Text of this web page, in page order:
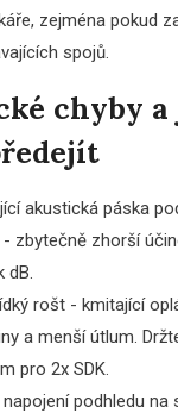
zejména pokud
spojů.
chyby a
akustická páska
zbytečně zhorší
dB.
rošt - kmitající
a menší útlum.
pro 2x SDK.
napojení podhledu na